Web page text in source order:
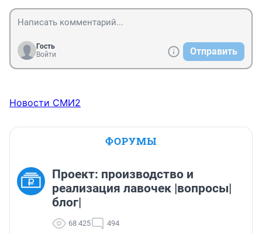
Гость
Войти
Отправить
Новости СМИ2
ФОРУМЫ
Проект: производство и
реализация лавочек |вопросы|
блог|
68 425 494